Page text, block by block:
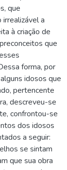
que
irrealizável a
à criação de
que
forma, por
idosos que
pertencente
descreveu-se
confrontou-se
dos idosos
a seguir:
se sintam
que sua obra